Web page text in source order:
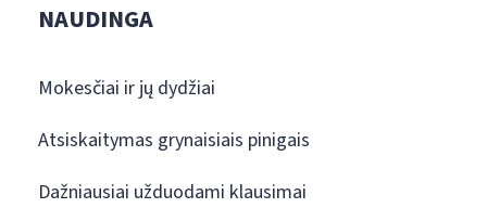
NAUDINGA
Mokesčiai ir jų dydžiai
Atsiskaitymas grynaisiais pinigais
Dažniausiai užduodami klausimai